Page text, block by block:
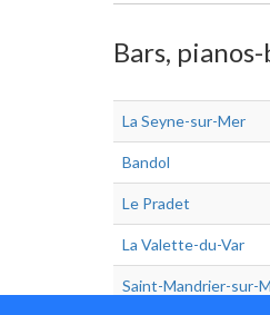
Bars,
La Seyne-sur-Mer
Bandol
Le Pradet
La Valette-du-Var
Saint-Mandrier-sur-